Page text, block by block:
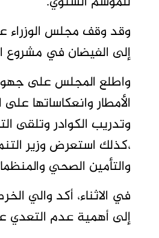
وقد وقف مجلس الوزراء
إلى الفيضان في مشروع
واطلع المجلس على
الأمطار وانعكاساتها
وتدريب الكوادر وتلقى
،كذلك استعرض وزير
والتأمين الصحي
في الاثناء، أكد والي
إلى أهمية عدم التعدي